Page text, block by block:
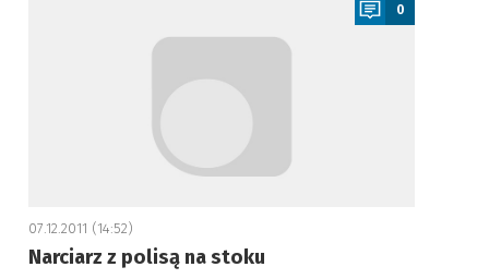
0
07.12.2011 (14:52)
Narciarz z polisą na stoku